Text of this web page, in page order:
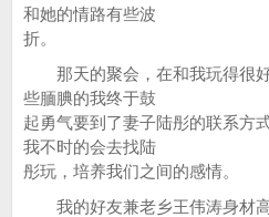
和她的情路有些波
折。
那天的聚会，在和我玩得很好
些腼腆的我终于鼓
起勇气要到了妻子陆彤的联系方
我不时的会去找陆
彤玩，培养我们之间的感情。
我的好友兼老乡王伟涛身材高